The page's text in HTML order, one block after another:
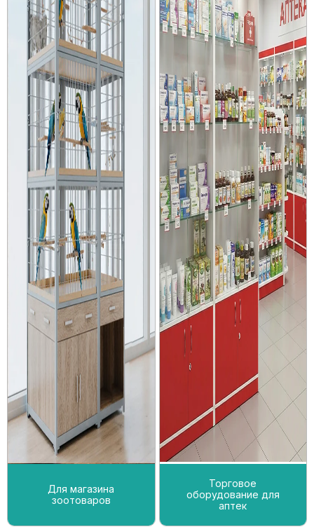
Для магазина
зоотоваров
Торговое
оборудование для
аптек